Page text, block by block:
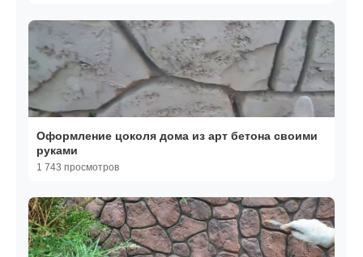
Оформление цоколя дома из арт бетона своими
руками
1 743 просмотров